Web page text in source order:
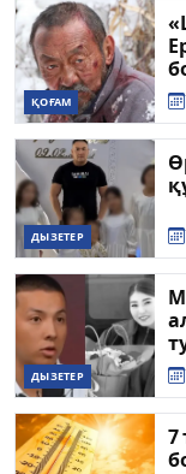
ҚОҒАМ
ДЫЗЕТЕР
ДЫЗЕТЕР
7